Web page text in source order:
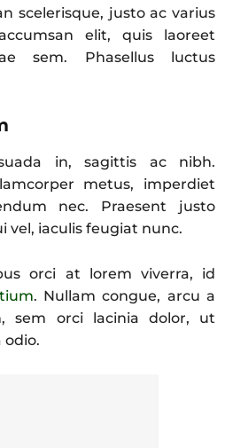
scelerisque, justo ac varius
elit, quis laoreet
sem. Phasellus luctus
in, sagittis ac nibh.
metus, imperdiet
nec. Praesent justo
vel, iaculis feugiat nunc.
orci at lorem viverra, id
. Nullam congue, arcu a
sem orci lacinia dolor, ut
odio.